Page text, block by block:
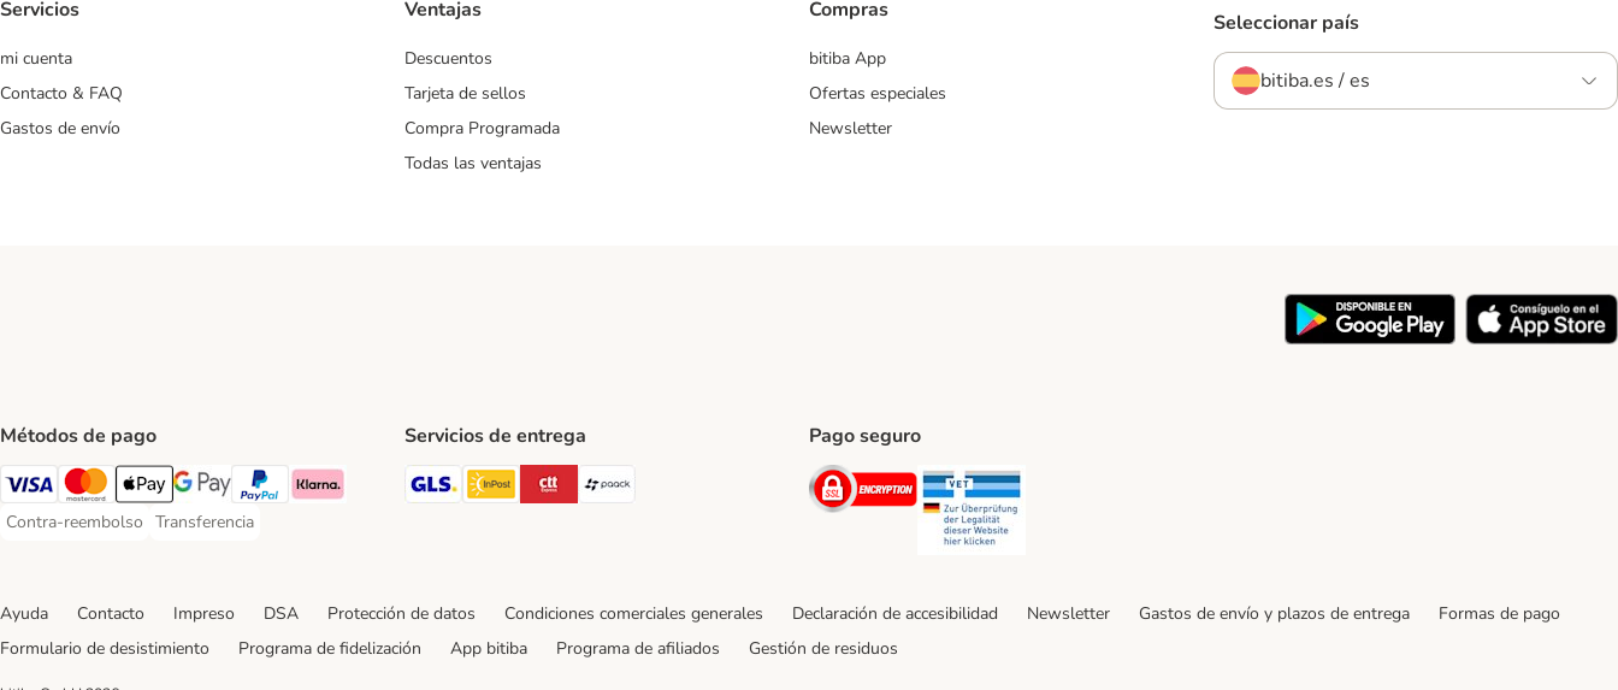
Servicios
mi cuenta
Contacto & FAQ
Gastos de envío
Ventajas
Descuentos
Tarjeta de sellos
Compra Programada
Todas las ventajas
Compras
bitiba App
Ofertas especiales
Newsletter
Seleccionar país
bitiba.es / es
Métodos de pago
Visa Payment Method
Mastercard Payment Method
Apple Pay Payment Method
Google Pay Payment Method
PayPal Payment Method
Klarna Payment Method
Contra-reembolso
Contra-reembolso Payment Method
Transferencia
Transferencia Payment Method
Servicios de entrega
GLS Shipping Method
InPost Shipping Method
CTTExpress Shipping Method
paack Shipping Method
Pago seguro
Security
Ayuda Contacto Impreso DSA Protección de datos Condiciones comerciales generales Declaración de accesibilidad Newsletter Gastos de envío y plazos de entrega
Formas de pago
Formulario de desistimiento
Programa de fidelización App bitiba Programa de afiliados Gestión de residuos